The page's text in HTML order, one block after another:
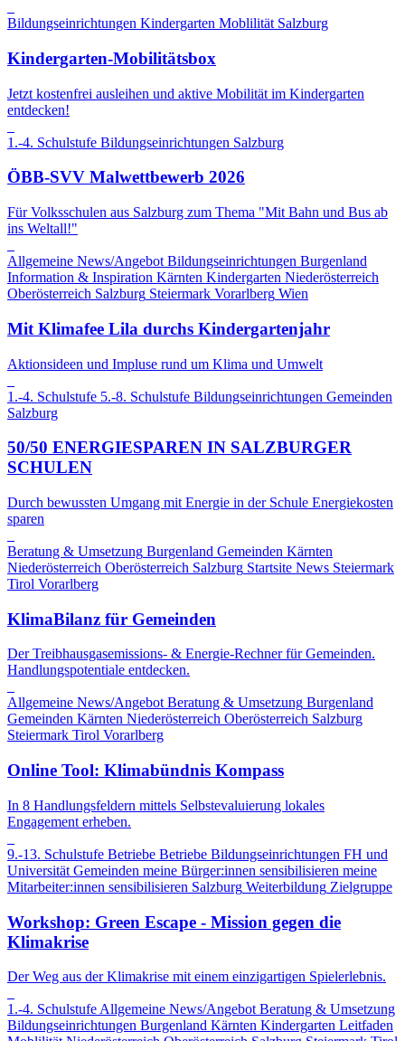
Bildungseinrichtungen Kindergarten Moblilität Salzburg
Kindergarten-Mobilitätsbox
Jetzt kostenfrei ausleihen und aktive Mobilität im Kindergarten
entdecken!
1.-4. Schulstufe Bildungseinrichtungen Salzburg
ÖBB-SVV Malwettbewerb 2026
Für Volksschulen aus Salzburg zum Thema "Mit Bahn und Bus ab
ins Weltall!"
Allgemeine News/Angebot Bildungseinrichtungen Burgenland
Information & Inspiration Kärnten Kindergarten Niederösterreich
Oberösterreich Salzburg Steiermark Vorarlberg Wien
Mit Klimafee Lila durchs Kindergartenjahr
Aktionsideen und Impluse rund um Klima und Umwelt
1.-4. Schulstufe 5.-8. Schulstufe Bildungseinrichtungen Gemeinden
Salzburg
50/50 ENERGIESPAREN IN SALZBURGER
SCHULEN
Durch bewussten Umgang mit Energie in der Schule Energiekosten
sparen
Beratung & Umsetzung Burgenland Gemeinden Kärnten
Niederösterreich Oberösterreich Salzburg Startsite News Steiermark
Tirol Vorarlberg
KlimaBilanz für Gemeinden
Der Treibhausgasemissions- & Energie-Rechner für Gemeinden.
Handlungspotentiale entdecken.
Allgemeine News/Angebot Beratung & Umsetzung Burgenland
Gemeinden Kärnten Niederösterreich Oberösterreich Salzburg
Steiermark Tirol Vorarlberg
Online Tool: Klimabündnis Kompass
In 8 Handlungsfeldern mittels Selbstevaluierung lokales
Engagement erheben.
9.-13. Schulstufe Betriebe Betriebe Bildungseinrichtungen FH und
Universität Gemeinden meine Bürger:innen sensibilisieren meine
Mitarbeiter:innen sensibilisieren Salzburg Weiterbildung Zielgruppe
Workshop: Green Escape - Mission gegen die
Klimakrise
Der Weg aus der Klimakrise mit einem einzigartigen Spielerlebnis.
1.-4. Schulstufe Allgemeine News/Angebot Beratung & Umsetzung
Bildungseinrichtungen Burgenland Kärnten Kindergarten Leitfaden